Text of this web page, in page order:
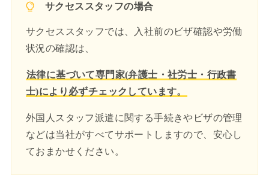
サクセススタッフの場合
サクセススタッフでは、入社前のビザ確認や労働
状況の確認は、
法律に基づいて専門家(弁護士・社労士・行政書
士)により必ずチェックしています。
外国人スタッフ派遣に関する手続きやビザの管理
などは当社がすべてサポートしますので、安心し
ておまかせください。